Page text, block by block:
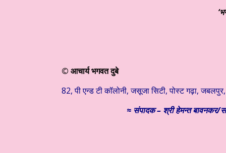
© आचार्य भगवत दुबे
82, पी एन्ड टी कॉलोनी, जसूजा सिटी, पोस्ट गढ़ा,
≈ संपादक – श्री हेमन्त बावनकर/